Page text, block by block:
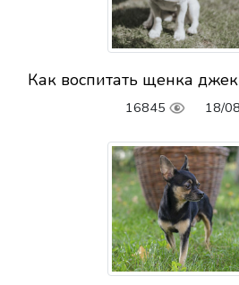
Как воспитать щенка
16845 18/